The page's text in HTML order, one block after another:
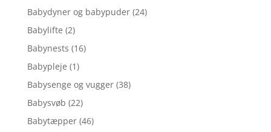
Babydyner og babypuder (24)
Babylifte (2)
Babynests (16)
Babypleje (1)
Babysenge og vugger (38)
Babysvøb (22)
Babytæpper (46)